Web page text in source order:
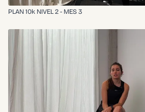
PLAN 10k NIVEL 2 - MES 3